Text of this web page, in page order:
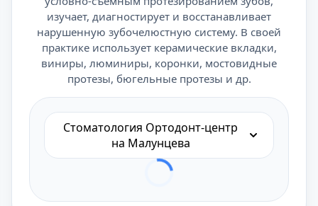
изучает, диагностирует и восстанавливает
нарушенную зубочелюстную систему. В своей
практике использует керамические вкладки,
виниры, люминиры, коронки, мостовидные
протезы, бюгельные протезы и др.
Стоматология Ортодонт-центр
на Малунцева